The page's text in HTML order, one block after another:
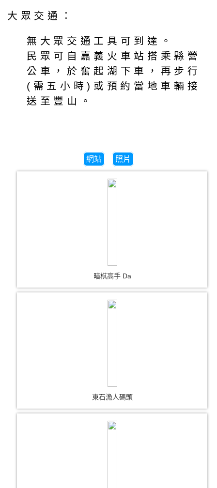
大眾交通：
無大眾交通工具可到達。
民眾可自嘉義火車站搭乘縣營
公車，於奮起湖下車，再步行
(需五小時)或預約當地車輛接
送至豐山。
網站 照片
暗棋高手 Da
東石漁人碼頭